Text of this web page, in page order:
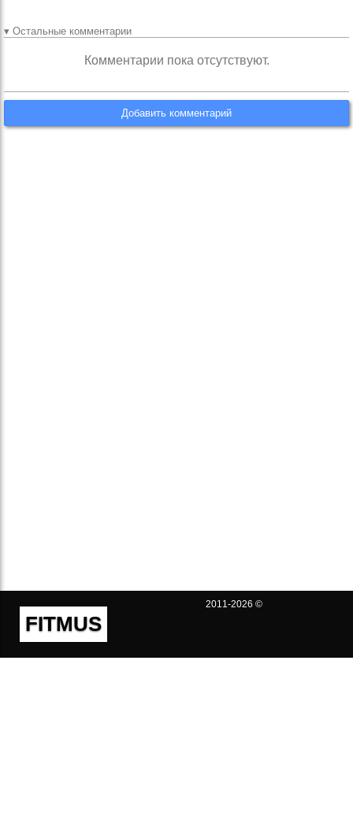
▾ Остальные комментарии
Комментарии пока отсутствуют.
Добавить комментарий
FITMUS
2011-2026 ©